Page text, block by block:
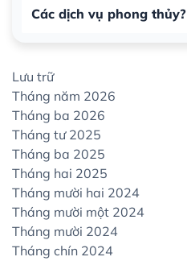
Các dịch vụ phong thủy?
Lưu trữ
Tháng năm 2026
Tháng ba 2026
Tháng tư 2025
Tháng ba 2025
Tháng hai 2025
Tháng mười hai 2024
Tháng mười một 2024
Tháng mười 2024
Tháng chín 2024